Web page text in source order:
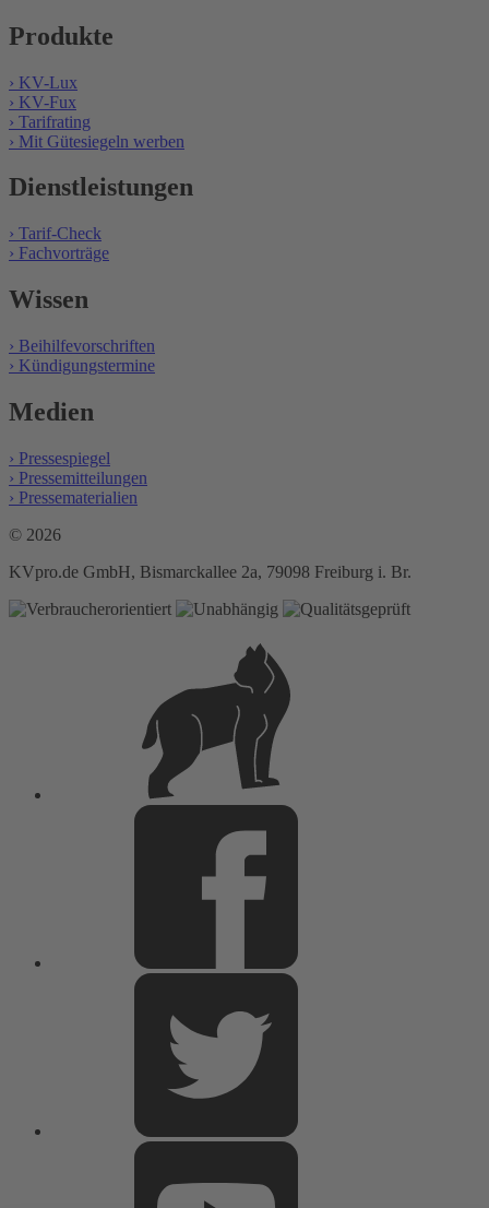
Produkte
› KV-Lux
› KV-Fux
› Tarifrating
› Mit Gütesiegeln werben
Dienstleistungen
› Tarif-Check
› Fachvorträge
Wissen
› Beihilfevorschriften
› Kündigungstermine
Medien
› Pressespiegel
› Pressemitteilungen
› Pressematerialien
© 2026
KVpro.de GmbH, Bismarckallee 2a, 79098 Freiburg i. Br.